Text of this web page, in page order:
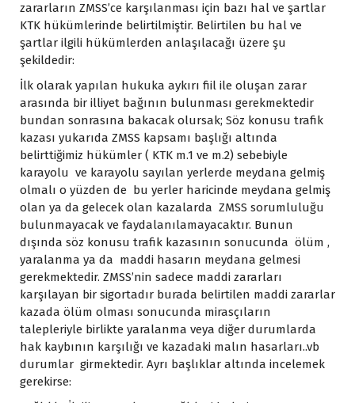
zararların ZMSS’ce karşılanması için bazı hal ve şartlar
KTK hükümlerinde belirtilmiştir. Belirtilen bu hal ve
şartlar ilgili hükümlerden anlaşılacağı üzere şu
şekildedir:
İlk olarak yapılan hukuka aykırı fiil ile oluşan zarar
arasında bir illiyet bağının bulunması gerekmektedir
bundan sonrasına bakacak olursak; Söz konusu trafik
kazası yukarıda ZMSS kapsamı başlığı altında
belirttiğimiz hükümler ( KTK m.1 ve m.2) sebebiyle
karayolu ve karayolu sayılan yerlerde meydana gelmiş
olmalı o yüzden de bu yerler haricinde meydana gelmiş
olan ya da gelecek olan kazalarda ZMSS sorumluluğu
bulunmayacak ve faydalanılamayacaktır. Bunun
dışında söz konusu trafik kazasının sonucunda ölüm ,
yaralanma ya da maddi hasarın meydana gelmesi
gerekmektedir. ZMSS’nin sadece maddi zararları
karşılayan bir sigortadır burada belirtilen maddi zararlar
kazada ölüm olması sonucunda mirasçıların
talepleriyle birlikte yaralanma veya diğer durumlarda
hak kaybının karşılığı ve kazadaki malın hasarları..vb
durumlar girmektedir. Ayrı başlıklar altında incelemek
gerekirse: